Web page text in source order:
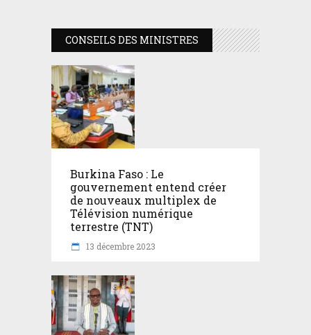
CONSEILS DES MINISTRES
Burkina Faso : Le
gouvernement entend créer
de nouveaux multiplex de
Télévision numérique
terrestre (TNT)
13 décembre 2023